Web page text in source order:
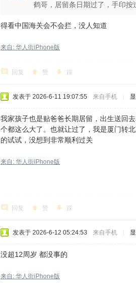
鹤哥，居留条日期过了，手印按
得看中国海关会不会拦，没人知道
来自: 华人街iPhone版
回复 赞 踩
发表于 2026-6-11 19:07:55 来自手机
我家孩子也是贴爸爸长期居留，出生送回
个都这么大了。也就让过了，我是厦门转
的试试，没想到非常顺利过关
来自: 华人街iPhone版
回复 赞 踩
发表于 2026-6-12 05:24:53 来自手机
没超12周岁 都没事的
来自: 华人街iPhone版